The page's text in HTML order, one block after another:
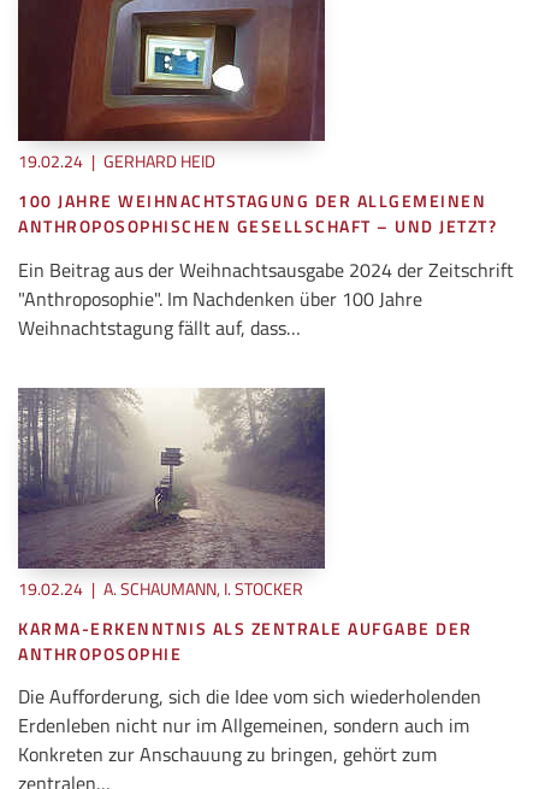
19.02.24 | GERHARD HEID
100 JAHRE WEIHNACHTSTAGUNG DER ALLGEMEINEN
ANTHROPOSOPHISCHEN GESELLSCHAFT – UND JETZT?
Ein Beitrag aus der Weihnachtsausgabe 2024 der Zeitschrift
"Anthroposophie". Im Nachdenken über 100 Jahre
Weihnachtstagung fällt auf, dass…
19.02.24 | A. SCHAUMANN, I. STOCKER
KARMA-ERKENNTNIS ALS ZENTRALE AUFGABE DER
ANTHROPOSOPHIE
Die Aufforderung, sich die Idee vom sich wiederholenden
Erdenleben nicht nur im Allgemeinen, sondern auch im
Konkreten zur Anschauung zu bringen, gehört zum
zentralen…